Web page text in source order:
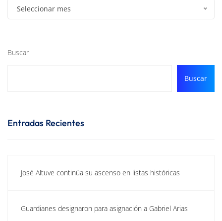
Seleccionar mes
Buscar
Buscar
Entradas Recientes
José Altuve continúa su ascenso en listas históricas
Guardianes designaron para asignación a Gabriel Arias